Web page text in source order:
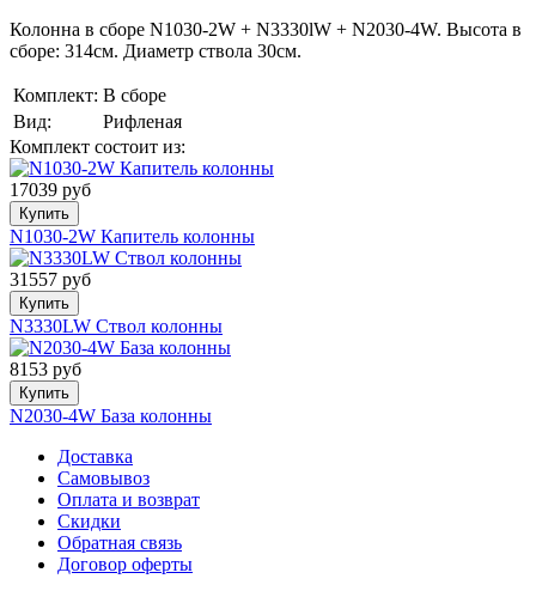
Колонна в сборе N1030-2W + N3330lW + N2030-4W. Высота в
сборе: 314см. Диаметр ствола 30см.
Комплект: В сборе
Вид:
Рифленая
Комплект состоит из:
17039 руб
Купить
N1030-2W Капитель колонны
31557 руб
Купить
N3330LW Ствол колонны
8153 руб
Купить
N2030-4W База колонны
Доставка
Самовывоз
Оплата и возврат
Скидки
Обратная связь
Договор оферты